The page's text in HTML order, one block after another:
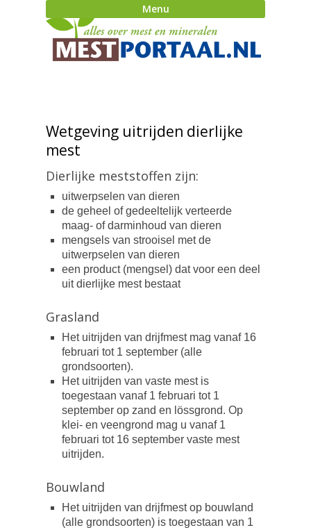
Menu
Wetgeving uitrijden dierlijke
mest
Dierlijke meststoffen zijn:
uitwerpselen van dieren
de geheel of gedeeltelijk verteerde
maag- of darminhoud van dieren
mengsels van strooisel met de
uitwerpselen van dieren
een product (mengsel) dat voor een deel
uit dierlijke mest bestaat
Grasland
Het uitrijden van drijfmest mag vanaf 16
februari tot 1 september (alle
grondsoorten).
Het uitrijden van vaste mest is
toegestaan vanaf 1 februari tot 1
september op zand en lössgrond. Op
klei- en veengrond mag u vanaf 1
februari tot 16 september vaste mest
uitrijden.
Bouwland
Het uitrijden van drijfmest op bouwland
(alle grondsoorten) is toegestaan van 1